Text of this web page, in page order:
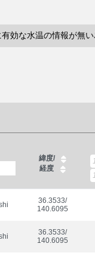
効な水温の情報が無
緯度/
経度
36.3533/
140.6095
36.3533/
140.6095